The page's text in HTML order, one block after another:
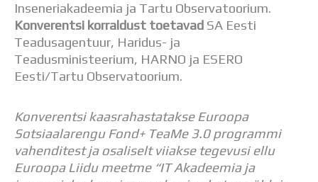
Inseneriakadeemia ja Tartu Observatoorium.
Konverentsi korraldust toetavad SA Eesti
Teadusagentuur, Haridus- ja
Teadusministeerium, HARNO ja ESERO
Eesti/Tartu Observatoorium.
Konverentsi kaasrahastatakse Euroopa
Sotsiaalarengu Fond+ TeaMe 3.0 programmi
vahenditest ja osaliselt viiakse tegevusi ellu
Euroopa Liidu meetme “IT Akadeemia ja